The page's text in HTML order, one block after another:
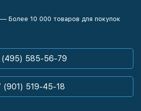
Более 10 000 товаров для покупок
(495) 585-56-79
(901) 519-45-18